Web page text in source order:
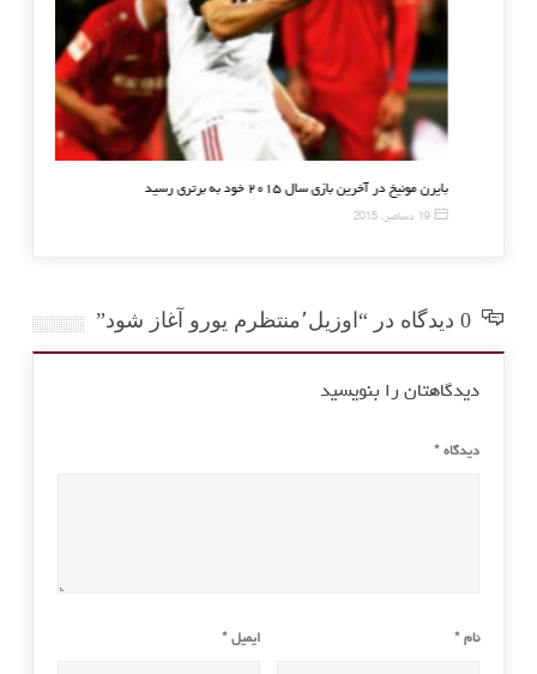
در گلزنی همچنان ناکام
دیدگاهتان را بنویسید
دیدگاه *
نام * ایمیل*